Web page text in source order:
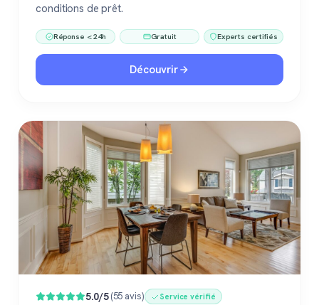
conditions de prêt.
Réponse < 24h Gratuit Experts certifiés
Découvrir
5.0/5(55 avis) Service vérifié